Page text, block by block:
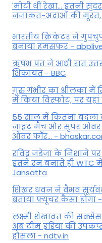
'मोटी थीं रेखा... इतनी
नजाकत-अदाओं की मूरत,
भारतीय क्रिकेटर ने
बनाया हमसफर -
ऋषभ पंत ने आधी रात
शिकायत - BBC
गुरु गंभीर का श्रीलंका में
में किया व‍िस्फोट, पर
55 साल में कितना बदला
नाइट मैच और सुपर ओवर
ओवर फॉर... -
रविंद्र जडेजा के निशाने पर
इतने रन बनाते ही WTC
Jansatta
शिखर धवन ने वैभव
बताया फ्यूचर कैसा होगा
लक्ष्मी शेखावत की सक्‍सेस
अब टीम इंडिया की
हौसला - ndtv.in